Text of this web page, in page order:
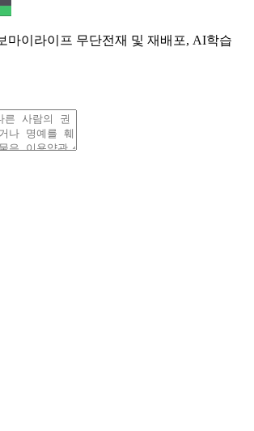
마이라이프 무단전재 및 재배포, AI학습